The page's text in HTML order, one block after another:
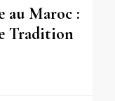
au Maroc :
Tradition